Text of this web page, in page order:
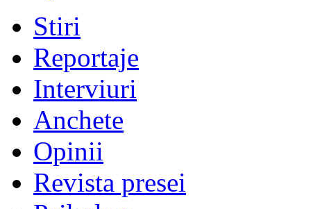
Stiri
Reportaje
Interviuri
Anchete
Opinii
Revista presei